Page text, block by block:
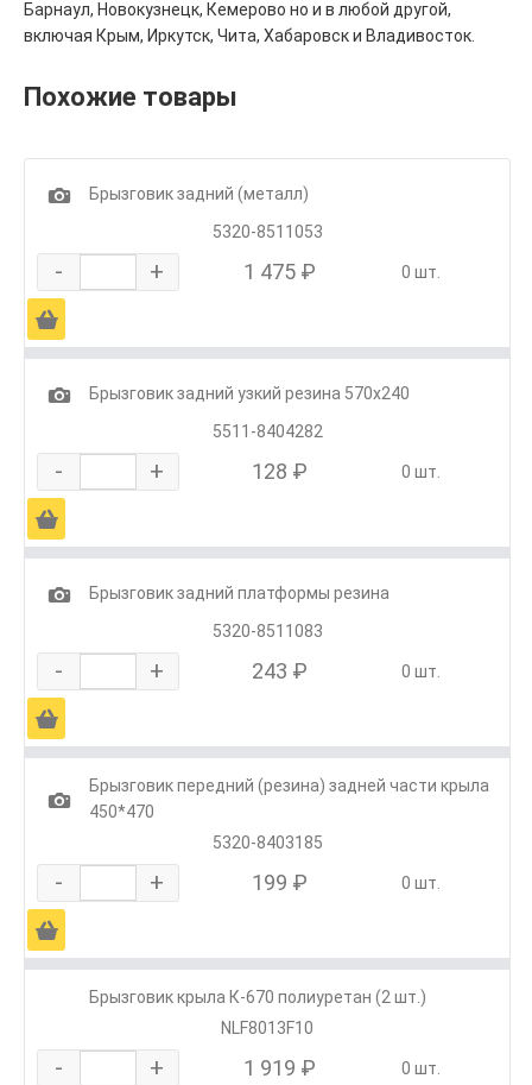
Барнаул, Новокузнецк, Кемерово но и в любой другой,
включая Крым, Иркутск, Чита, Хабаровск и Владивосток.
Похожие товары
1
Брызговик задний (металл)
5320-8511053
- + 1 475 ₽ 0 шт.
Ä
1
Брызговик задний узкий резина 570х240
5511-8404282
- + 128 ₽ 0 шт.
Ä
1
Брызговик задний платформы резина
5320-8511083
- + 243 ₽ 0 шт.
Ä
1
Брызговик передний (резина) задней части крыла
450*470
5320-8403185
- + 199 ₽ 0 шт.
Ä
Брызговик крыла К-670 полиуретан (2 шт.)
NLF8013F10
- + 1 919 ₽ 0 шт.